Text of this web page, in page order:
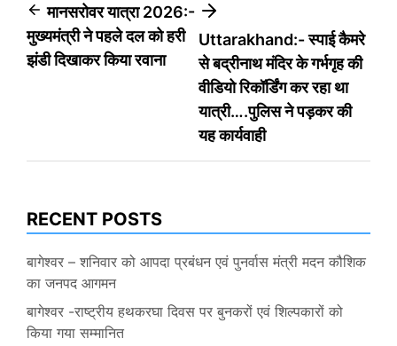
Post
navigation
मानसरोवर यात्रा 2026:-
मुख्यमंत्री ने पहले दल को हरी
झंडी दिखाकर किया रवाना
Uttarakhand:- स्पाई कैमरे
से बद्रीनाथ मंदिर के गर्भगृह की
वीडियो रिकॉर्डिंग कर रहा था
यात्री….पुलिस ने पड़कर की
यह कार्यवाही
RECENT POSTS
बागेश्वर – शनिवार को आपदा प्रबंधन एवं पुनर्वास मंत्री मदन कौशिक
का जनपद आगमन
बागेश्वर -राष्ट्रीय हथकरघा दिवस पर बुनकरों एवं शिल्पकारों को
किया गया सम्मानित